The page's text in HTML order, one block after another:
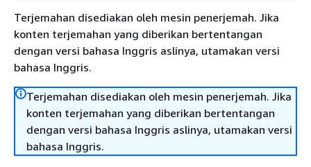
Terjemahan disediakan oleh mesin penerjemah. Jika
konten terjemahan yang diberikan bertentangan
dengan versi bahasa Inggris aslinya, utamakan versi
bahasa Inggris.
Terjemahan disediakan oleh mesin penerjemah. Jika
konten terjemahan yang diberikan bertentangan
dengan versi bahasa Inggris aslinya, utamakan versi
bahasa Inggris.